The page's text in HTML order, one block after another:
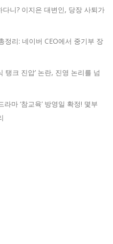
니? 이지은 대변인, 당장 사퇴가
정리: 네이버 CEO에서 중기부 장
탱크 진압’ 논란, 진영 논리를 넘
마 ‘참교육’ 방영일 확정! 몇부